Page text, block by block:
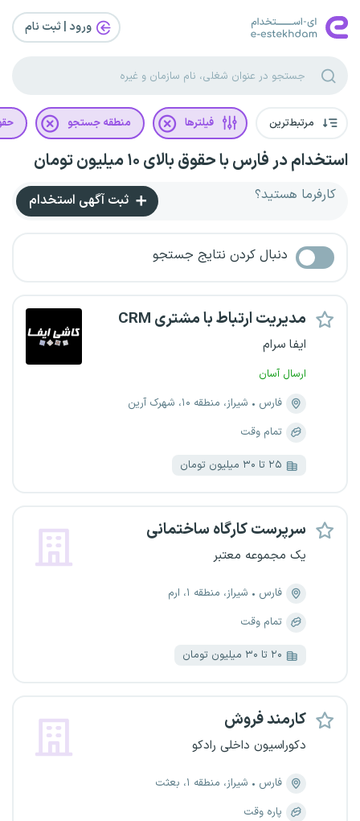
ورود | ثبت‌ نام
مرتبط‌ترین فیلترها منطقه جستجو
استخدام در فارس با حقوق بالای ۱۰ میلیون تومان
کارفرما هستید؟ ثبت آگهی استخدام
دنبال کردن نتایج جستجو
مدیریت ارتباط با مشتری CRM
ایفا سرام
ارسال آسان
فارس
شیراز، منطقه ۱۰، شهرک آرین
تمام وقت
۲۵ تا ۳۰ میلیون تومان
سرپرست کارگاه ساختمانی
یک مجموعه معتبر
فارس
شیراز، منطقه ۱، ارم
تمام وقت
۲۰ تا ۳۰ میلیون تومان
کارمند فروش
دکوراسیون داخلی رادکو
فارس
شیراز، منطقه ۱، بعثت
پاره وقت